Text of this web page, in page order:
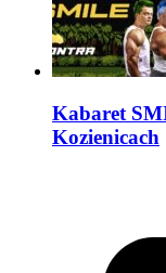
Kabaret
Kozienicach